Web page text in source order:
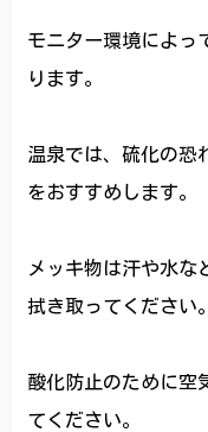
モニター環境によっ
ります。
温泉では、硫化の恐
をおすすめします。
メッキ物は汗や水な
拭き取ってください。
酸化防止のために空
てください。